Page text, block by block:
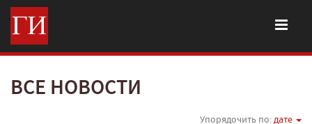
ВСЕ НОВОСТИ
Упорядочить по:дате